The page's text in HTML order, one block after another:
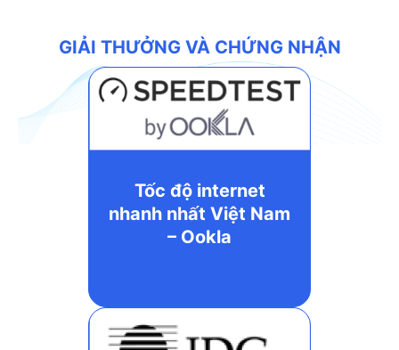
GIẢI THƯỞNG VÀ CHỨNG NHẬN
Tốc độ internet
nhanh nhất Việt Nam
– Ookla